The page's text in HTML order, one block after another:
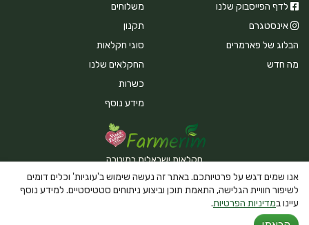
לדף הפייסבוק שלנו
אינסטגרם
הבלוג של פארמרים
מה חדש
משלוחים
תקנון
סוגי חקלאות
החקלאים שלנו
כשרות
מידע נוסף
חקלאות ישראלית במיטבה
Powered By Farmerim
אנו שמים דגש על פרטיותכם. באתר זה נעשה שימוש ב'עוגיות' וכלים דומים
לשיפור חוויית הגלישה, התאמת תוכן וביצוע ניתוחים סטטיסטיים. למידע נוסף
עיינו במדיניות הפרטיות.